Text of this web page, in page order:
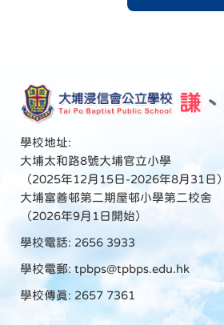
學校地址:
大埔太和路8號大埔官立小學
（2025年12月15日-2026年8月31日）
大埔富善邨第二期屋邨小學第二校舍
（2026年9月1日開始）
學校電話: 2656 3933
學校電郵: tpbps@tpbps.edu.hk
學校傳真: 2657 7361